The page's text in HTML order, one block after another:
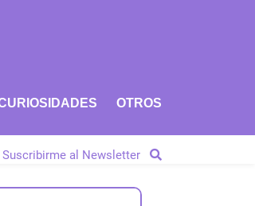
OTROS
Suscribirme al Newsletter